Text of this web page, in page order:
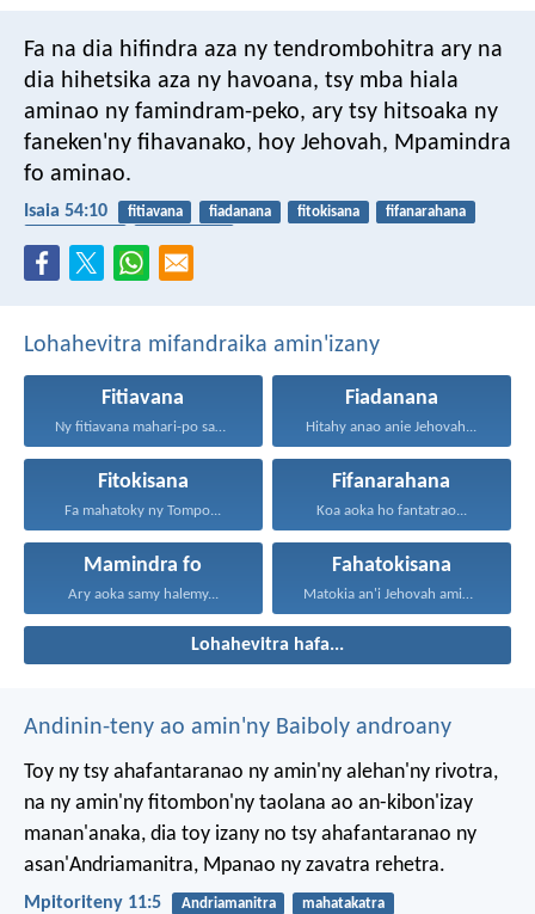
Fa na dia hifindra aza ny tendrombohitra ary na
dia hihetsika aza ny havoana, tsy mba hiala
aminao ny famindram-peko, ary tsy hitsoaka ny
faneken'ny fihavanako, hoy Jehovah, Mpamindra
fo aminao.
Isaia 54:10 fitiavana fiadanana fitokisana
fifanarahana
Lohahevitra mifandraika amin'izany
Fitiavana
Ny fitiavana mahari-po sady...
Fiadanana
Hitahy anao anie Jehovah...
Fitokisana
Fa mahatoky ny Tompo...
Fifanarahana
Koa aoka ho fantatrao...
Mamindra fo
Ary aoka samy halemy...
Fahatokisana
Matokia an'i Jehovah amin'ny...
Lohahevitra hafa...
Andinin-teny ao amin'ny Baiboly androany
Toy ny tsy ahafantaranao ny amin'ny alehan'ny rivotra,
na ny amin'ny fitombon'ny taolana ao an-kibon'izay
manan'anaka, dia toy izany no tsy ahafantaranao ny
asan'Andriamanitra, Mpanao ny zavatra rehetra.
Mpitoriteny 11:5 Andriamanitra mahatakatra